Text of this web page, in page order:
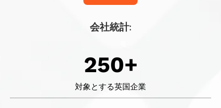
会社統計:
250+
対象とする英国企業